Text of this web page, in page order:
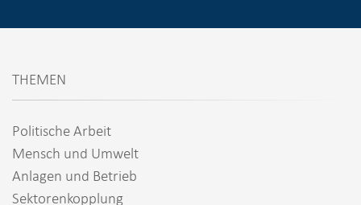
THEMEN
Politische Arbeit
Mensch und Umwelt
Anlagen und Betrieb
Sektorenkopplung